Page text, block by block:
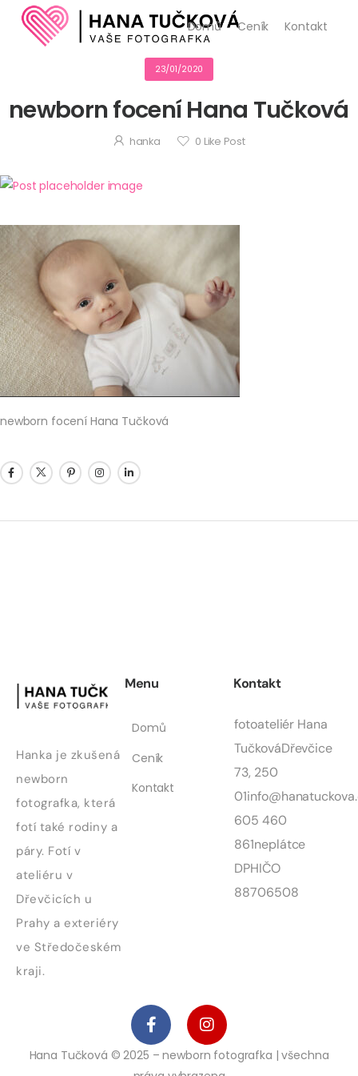
Domů Ceník Kontakt
23/01/2020
newborn focení Hana Tučková
hanka 0 Like Post
newborn focení Hana Tučková
Hanka je zkušená
newborn
fotografka, která
fotí také rodiny a
páry. Fotí v
ateliéru v
Dřevčicích u
Prahy a exteriéry
ve Středočeském
kraji.
Menu
Domů
Ceník
Kontakt
Kontakt
fotoateliér Hana
TučkováDřevčice
73, 250
01
605 460
861neplátce
DPHIČO
88706508
Hana Tučková © 2025 – newborn fotografka | všechna